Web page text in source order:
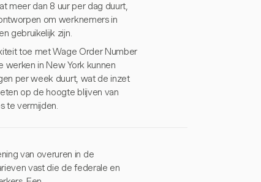
meer dan 8 uur per dag duurt,
om werknemers in
gebruikelijk zijn.
toe met Wage Order Number
in New York kunnen
per week duurt, wat de inzet
op de hoogte blijven van
te vermijden.
van overuren in de
vast die de federale en